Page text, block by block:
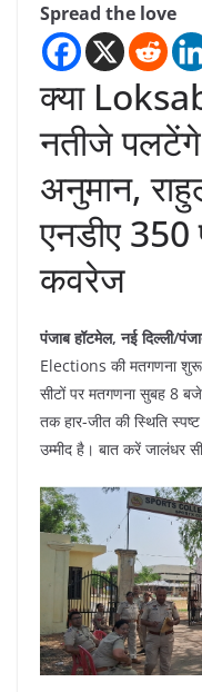
Spread the love
क्या
नतीजे
अनुमान,
एनडीए
कवरेज
पंजाब हॉटमेल, नई दिल्ली/
Elections की मतगणना शुरू
सीटों पर मतगणना सुबह 8
तक हार-जीत की स्थिति
उम्मीद है। बात करें जालंधर